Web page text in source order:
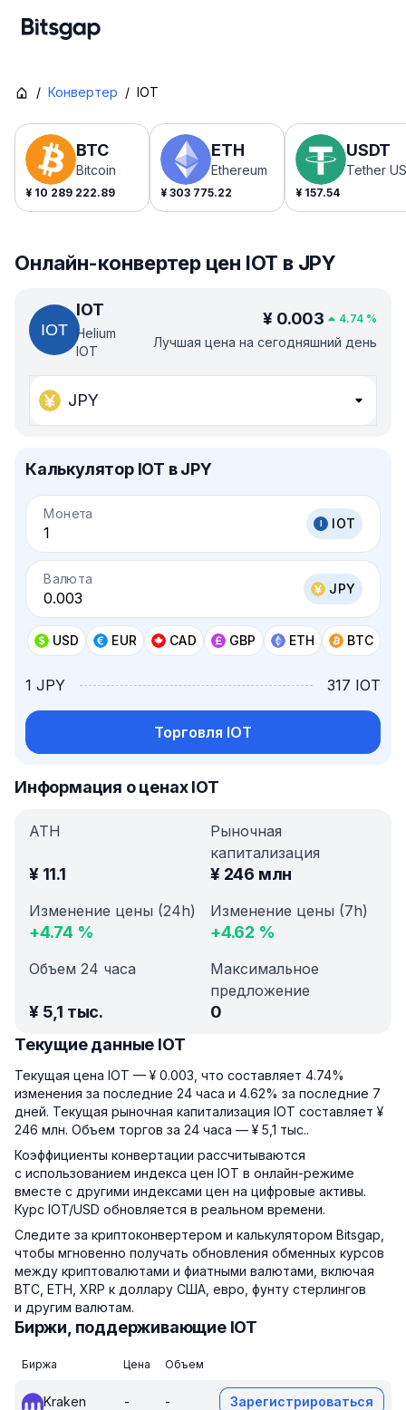
/ Конвертер / IOT
BTC
Bitcoin
¥ 10 289 222.89
ETH
Ethereum
¥ 303 775.22
USDT
Tether
¥ 157.54
Онлайн-конвертер цен IOT в JPY
IOT
Helium
IOT
¥ 0.003 4.74 %
Лучшая цена на сегодняшний день
JPY
Калькулятор IOT в JPY
Монета
IOT
Валюта
JPY
USD EUR CAD GBP ETH BTC
1 JPY 317 IOT
Торговля IOT
Информация о ценах IOT
ATH
¥ 11.1
Рыночная
капитализация
¥ 246 млн
Изменение цены (24h)
+4.74 %
Изменение цены (7h)
+4.62 %
Объем 24 часа
¥ 5,1 тыс.
Максимальное
предложение
0
Текущие данные IOT
Текущая цена IOT — ¥ 0.003, что составляет 4.74%
изменения за последние 24 часа и 4.62% за последние 7
дней. Текущая рыночная капитализация IOT составляет ¥
246 млн. Объем торгов за 24 часа — ¥ 5,1 тыс..
Коэффициенты конвертации рассчитываются
с использованием индекса цен IOT в онлайн-режиме
вместе с другими индексами цен на цифровые активы.
Курс IOT/USD обновляется в реальном времени.
Следите за криптоконвертером и калькулятором Bitsgap,
чтобы мгновенно получать обновления обменных курсов
между криптовалютами и фиатными валютами, включая
BTC, ETH, XRP к доллару США, евро, фунту стерлингов
и другим валютам.
Биржи, поддерживающие IOT
Биржа Цена Объем
Kraken - - Зарегистрироваться